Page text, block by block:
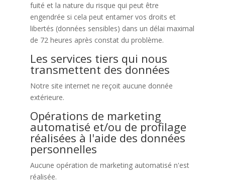
fuité et la nature du risque qui peut être
engendrée si cela peut entamer vos droits et
libertés (données sensibles) dans un délai maximal
de 72 heures après constat du problème.
Les services tiers qui nous
transmettent des données
Notre site internet ne reçoit aucune donnée
extérieure.
Opérations de marketing
automatisé et/ou de profilage
réalisées à l'aide des données
personnelles
Aucune opération de marketing automatisé n'est
réalisée.